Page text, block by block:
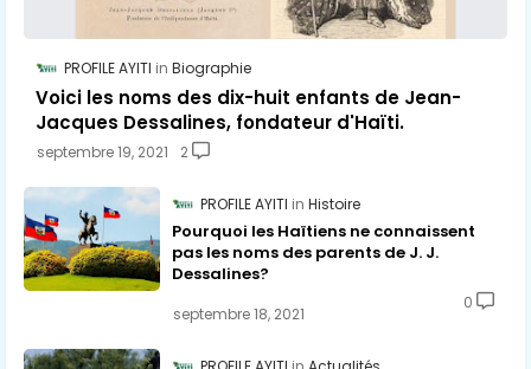
PROFILE AYITI Biographie
Voici les noms des dix-huit enfants de Jean-
Jacques Dessalines, fondateur d'Haïti.
septembre 19, 2021 2
PROFILE AYITI Histoire
Pourquoi les Haïtiens ne connaissent
pas les noms des parents de J. J.
Dessalines?
septembre 18, 2021
0